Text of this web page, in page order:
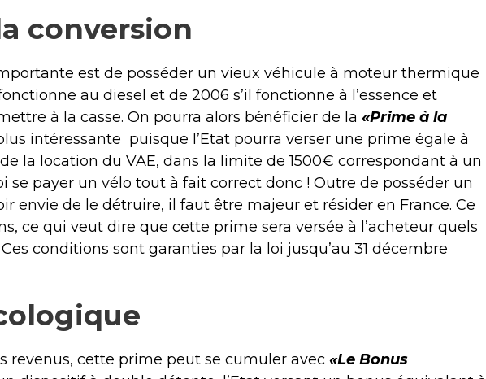
conversion
est de posséder un vieux véhicule à moteur thermique
fonctionne au diesel et de 2006 s’il fonctionne à l’essence et
à la casse. On pourra alors bénéficier de la «Prime à la
intéressante puisque l’Etat pourra verser une prime égale à
la location du VAE, dans la limite de 1500€ correspondant à un
se payer un vélo tout à fait correct donc ! Outre de posséder un
envie de le détruire, il faut être majeur et résider en France. Ce
ce qui veut dire que cette prime sera versée à l’acheteur quels
conditions sont garanties par la loi jusqu’au 31 décembre
revenus, cette prime peut se cumuler avec «Le Bonus